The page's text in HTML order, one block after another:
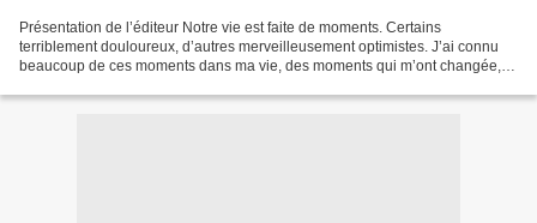
Présentation de l’éditeur Notre vie est faite de moments. Certains
terriblement douloureux, d’autres merveilleusement optimistes. J’ai connu
beaucoup de ces moments dans ma vie, des moments qui m’ont changée,